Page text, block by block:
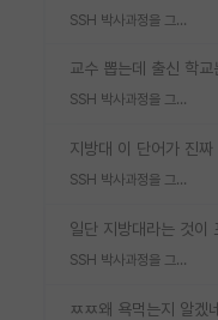
SSH 박사과정을 그만두고 지방대 박사로 옮기면 교수의 꿈은 끝일까요?
SSH 박사과정을 그만두고 지방대 박사로 옮기면 교수의 꿈은 끝일까요?
SSH 박사과정을 그만두고 지방대 박사로 옮기면 교수의 꿈은 끝일까요?
SSH 박사과정을 그만두고 지방대 박사로 옮기면 교수의 꿈은 끝일까요?
ㅉㅉ왜 욕먹는지 알겠네